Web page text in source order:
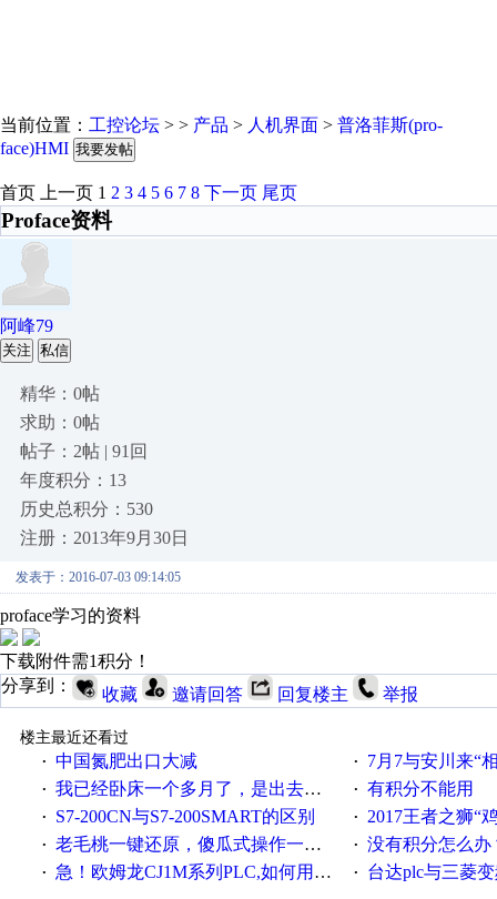
当前位置： 工控论坛 > > 产品 > 人机界面 > 普洛菲斯(pro-
face)HMI 我要发帖
首页 上一页 1 2 3 4 5 6 7 8 下一页 尾页
Proface资料
阿峰79
关注 私信
精华：0帖
求助：0帖
帖子：2帖 | 91回
年度积分：13
历史总积分：530
注册：2013年9月30日
发表于：2016-07-03 09:14:05
proface学习的资料
下载附件需1积分！
分享到：
收藏 邀请回答 回复楼主 举报
楼主最近还看过
· 中国氮肥出口大减 · 7月7与安川来“
· 我已经卧床一个多月了，是出去安装机械手在高速遭遇车祸所致:大家工作都要特别注意啊 · 有积分不能用
· S7-200CN与S7-200SMART的区别 · 2017王者之狮“鸡”情签到
· 老毛桃一键还原，傻瓜式操作一键轻松备份还原；程序为向导式安装，一键即可实现自动备份或还原系统。 · 没有积分怎么办
· 急！欧姆龙CJ1M系列PLC,如何用时间控制变频器。要求时间在组态王中可以自由输入！拜托各位大神了！ · 台达plc与三菱